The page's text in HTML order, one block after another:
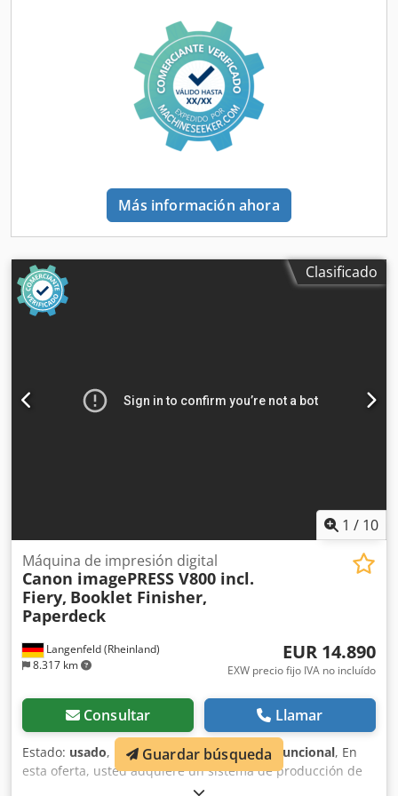
máquina según sus necesidades. ¡No dude en ponerse en
contacto con nosotros! Lecturas del contador: Total: Aprox.
121.352 páginas Color: Aprox. 101.419 páginas Blanco y
negro: Aprox. 19.933 páginas Estado: Esta oferta
corresponde a un equipo usado que puede presentar
signos de uso (pequeños arañazos o amarilleamiento). El
equipo ha sido probado para verificar su funcionamiento.
Un ejemplo de impresión de prueba se puede ver en la
durante nuestro horario de atención para ver el equipo.
¡Concertemos una cita! Djdpfxszl Swvs Apnock ¡Se puede
proporcionar un embalaje adecuado para el transporte
envío o la recogida, se grabará un vídeo con una prueba
de funcionamiento para usted. Para obtener más
información, no dude en ponerse en contacto con nosotros
personalmente.
Más información ahora
Clasificado
1 / 10
Langenfeld (Rheinland)
8.317 km
Máquina de impresión digital
Canon imagePRESS V800 incl.
Fiery, Booklet Finisher,
Paperdeck
EUR 14.890
EXW precio fijo IVA no incluído
Consultar Llamar
Estado: usado, Funcionalidad:totalmente funcional, En
esta oferta, usted adquiere un sistema de producción de
color usado, el "Canon imagePRESS V800". Djdpfx Apszl
Guardar búsqueda